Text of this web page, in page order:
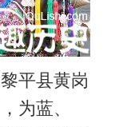
平县黄岗
为蓝、